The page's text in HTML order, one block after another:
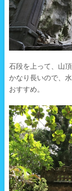
石段を上って、山
かなり長いので、
おすすめ。